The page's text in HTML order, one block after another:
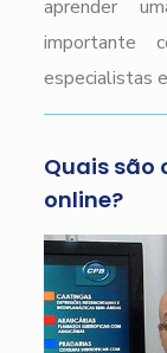
aprender
importante
especialistas
Quais são
online?